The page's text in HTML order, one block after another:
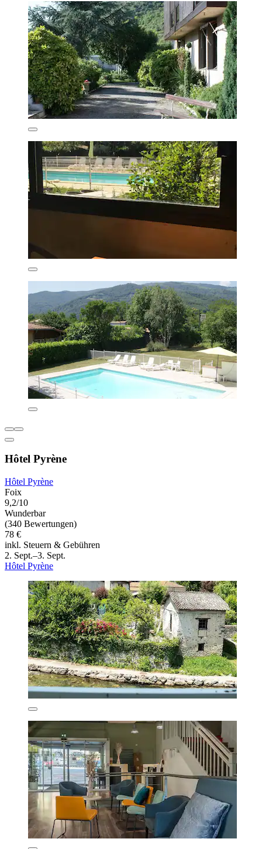
Hôtel Pyrène
Hôtel Pyrène
Foix
9,2/10
Wunderbar
(340 Bewertungen)
78 €
inkl. Steuern & Gebühren
2. Sept.–3. Sept.
Hôtel Pyrène